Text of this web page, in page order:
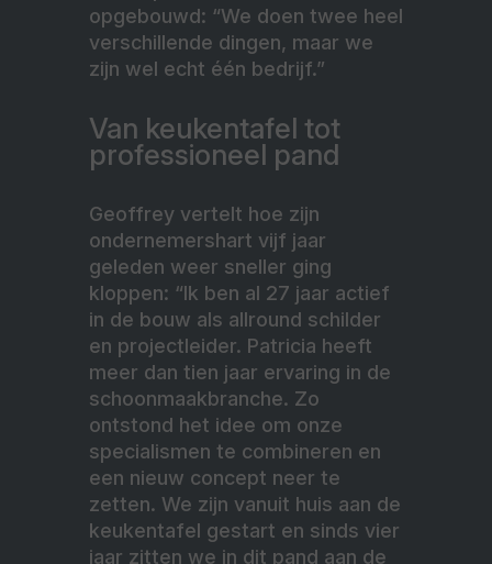
opgebouwd: “We doen twee heel
verschillende dingen, maar we
zijn wel echt één bedrijf.”
Van keukentafel tot
professioneel pand
Geoffrey vertelt hoe zijn
ondernemershart vijf jaar
geleden weer sneller ging
kloppen: “Ik ben al 27 jaar actief
in de bouw als allround schilder
en projectleider. Patricia heeft
meer dan tien jaar ervaring in de
schoonmaakbranche. Zo
ontstond het idee om onze
specialismen te combineren en
een nieuw concept neer te
zetten. We zijn vanuit huis aan de
keukentafel gestart en sinds vier
jaar zitten we in dit pand aan de